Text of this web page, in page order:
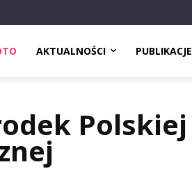
AKTUALNOŚCI PUBLIKACJE
Polskiej